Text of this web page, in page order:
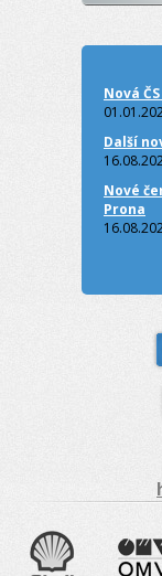
Nová
Další
Nové
Prona